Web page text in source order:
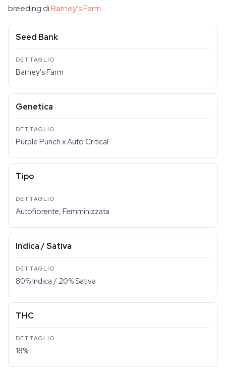
breeding diBarney's Farm.
Seed Bank
Barney's Farm
Genetica
Purple Punch x Auto Critical
Tipo
Autofiorente, Femminizzata
Indica / Sativa
80% Indica / 20% Sativa
THC
18%